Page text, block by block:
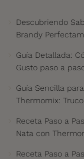
Descubriendo
Brandy
Guía Detallada:
Gusto paso a
Guía Sencilla
Thermomix:
Receta Paso a
Nata con
Receta Paso a